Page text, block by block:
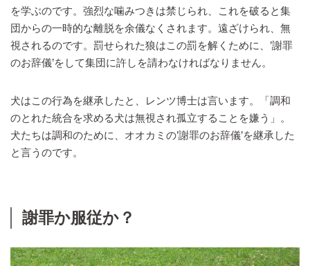
を学ぶのです。強烈な噛みつきは禁じられ、これを破ると集
団からの一時的な離脱を余儀なくされます。遠ざけられ、無
視されるのです。罰せられた狼はこの罰を解くために、’謝罪
のお辞儀’をして集団に許しを請わなければなりません。
犬はこの行為を継承したと、レンツ博士は言います。「調和
のとれた統合を求める犬は無視され孤立することを嫌う」。
犬たちは調和のために、オオカミの’謝罪のお辞儀’を継承した
と言うのです。
謝罪か服従か？